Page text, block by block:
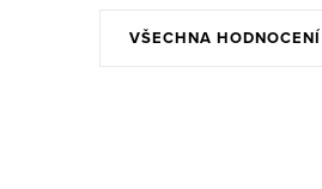
VŠECHNA HODNOCENÍ